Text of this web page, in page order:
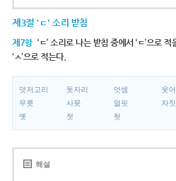
제3절 'ㄷ' 소리 받침
제7항 ‘ㄷ’ 소리로 나는 받침 중에서 ‘ㄷ’으로
‘ㅅ’으로 적는다.
덧저고리 돗자리 엇셈 웃
무릇
사뭇 얼핏 자
옛
첫 헛
해설